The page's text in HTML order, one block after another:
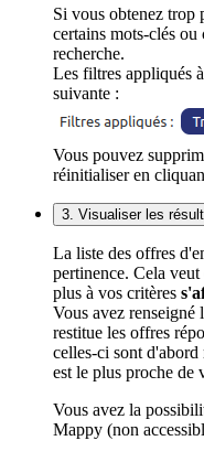
Si vous obtenez trop
certains mots-clés
recherche.
Les filtres appliqués
suivante :
Vous pouvez
réinitialiser en
3. Visualiser les
La liste des offres
pertinence. Cela
plus à vos critères
Vous avez
restitue les offres
celles-ci sont
est le plus proche de
Vous avez la
Mappy (non